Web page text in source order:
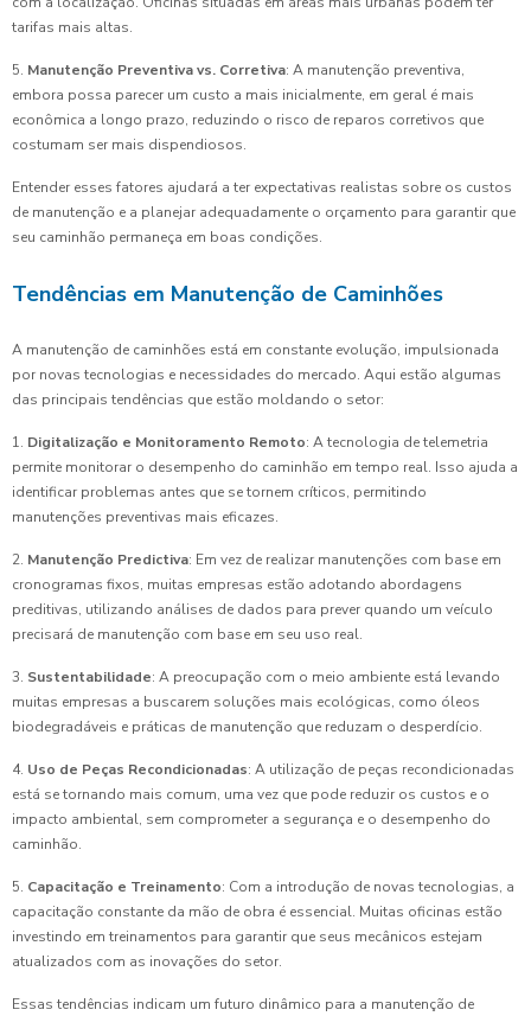
tarifas mais altas.
5. Manutenção Preventiva vs. Corretiva: A manutenção preventiva,
embora possa parecer um custo a mais inicialmente, em geral é mais
econômica a longo prazo, reduzindo o risco de reparos corretivos que
costumam ser mais dispendiosos.
Entender esses fatores ajudará a ter expectativas realistas sobre os custos
de manutenção e a planejar adequadamente o orçamento para garantir que
seu caminhão permaneça em boas condições.
Tendências em Manutenção de Caminhões
A manutenção de caminhões está em constante evolução, impulsionada
por novas tecnologias e necessidades do mercado. Aqui estão algumas
das principais tendências que estão moldando o setor:
1. Digitalização e Monitoramento Remoto: A tecnologia de telemetria
permite monitorar o desempenho do caminhão em tempo real. Isso ajuda a
identificar problemas antes que se tornem críticos, permitindo
manutenções preventivas mais eficazes.
2. Manutenção Predictiva: Em vez de realizar manutenções com base em
cronogramas fixos, muitas empresas estão adotando abordagens
preditivas, utilizando análises de dados para prever quando um veículo
precisará de manutenção com base em seu uso real.
3. Sustentabilidade: A preocupação com o meio ambiente está levando
muitas empresas a buscarem soluções mais ecológicas, como óleos
biodegradáveis e práticas de manutenção que reduzam o desperdício.
4. Uso de Peças Recondicionadas: A utilização de peças recondicionadas
está se tornando mais comum, uma vez que pode reduzir os custos e o
impacto ambiental, sem comprometer a segurança e o desempenho do
caminhão.
5. Capacitação e Treinamento: Com a introdução de novas tecnologias, a
capacitação constante da mão de obra é essencial. Muitas oficinas estão
investindo em treinamentos para garantir que seus mecânicos estejam
atualizados com as inovações do setor.
Essas tendências indicam um futuro dinâmico para a manutenção de